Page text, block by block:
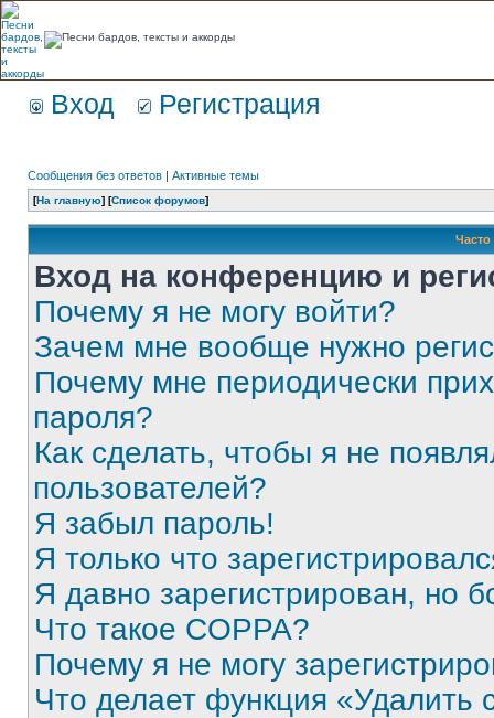
Вход Регистрация
Сообщения без ответов | Активные темы
[На главную] [Список форумов]
Вход на конференцию и
Почему я не могу войти?
Зачем мне вообще нужно
Почему мне периодически
пароля?
Как сделать, чтобы я не
пользователей?
Я забыл пароль!
Я только что
Я давно зарегистрирован, но
Что такое COPPA?
Почему я не могу
Что делает функция «Удалить